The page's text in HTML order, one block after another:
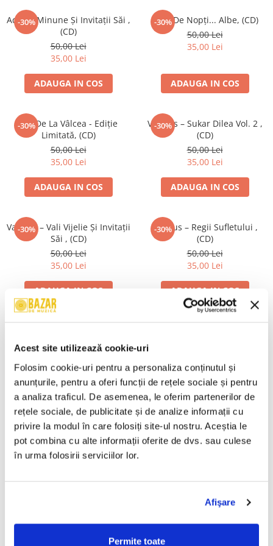
Acest site utilizează cookie-uri
Folosim cookie-uri pentru a personaliza conținutul și
anunțurile, pentru a oferi funcții de rețele sociale și pentru
a analiza traficul. De asemenea, le oferim partenerilor de
rețele sociale, de publicitate și de analize informații cu
privire la modul în care folosiți site-ul nostru. Aceștia le
pot combina cu alte informații oferite de dvs. sau culese
în urma folosirii serviciilor lor.
Afişare
Permite toate
Colecția Electrecord
-30%
Adrian Minune Și Invitații Săi ,
(CD)
50,00 Lei
35,00 Lei
ADAUGA IN COS
-30%
1001 De Nopți... Albe, (CD)
50,00 Lei
35,00 Lei
ADAUGA IN COS
-30%
Adi De La Vâlcea - Ediție
Limitată, (CD)
50,00 Lei
35,00 Lei
ADAUGA IN COS
-30%
Various – Sukar Dilea Vol. 2 ,
(CD)
50,00 Lei
35,00 Lei
ADAUGA IN COS
-30%
Various – Vali Vijelie Și Invitații
Săi , (CD)
50,00 Lei
35,00 Lei
ADAUGA IN COS
-30%
Various – Regii Sufletului ,
(CD)
50,00 Lei
35,00 Lei
ADAUGA IN COS
(CD)
ADAUGA IN COS ADAUGA IN COS
Adrian Copilul Minune - Cursa
Vedetelor Continua...., (CD)
100,00 Lei
Various – Bairam Vol. 6 (CD)
100,00 Lei
Blestemata (CD)
Pentru Tine, (CD)